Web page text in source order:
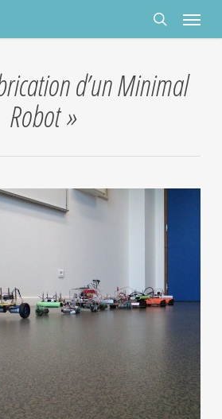
rechercher
Menu
d’un Minimal
Robot »